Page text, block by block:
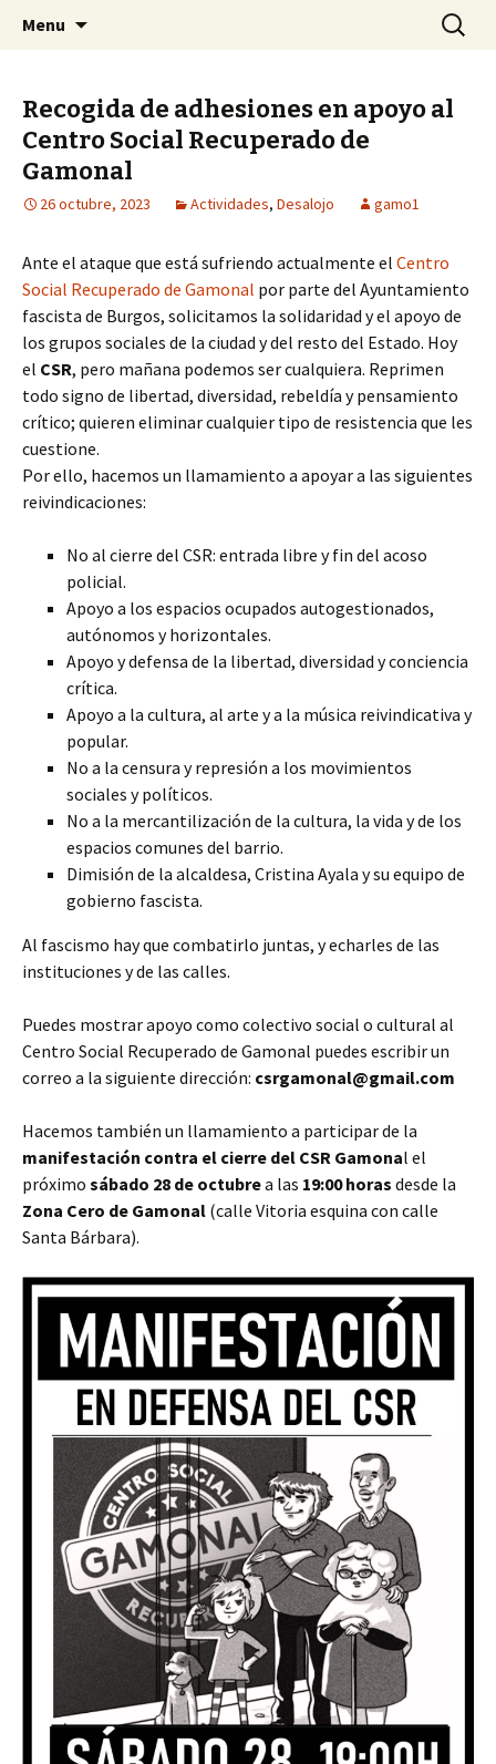
CSR Gamonal
Centro Social Recuperado Gamonal
Menu Buscar:
Recogida de adhesiones en apoyo al
Centro Social Recuperado de
Gamonal
26 octubre, 2023 Actividades, Desalojo gamo1
Ante el ataque que está sufriendo actualmente el Centro
Social Recuperado de Gamonal por parte del Ayuntamiento
fascista de Burgos, solicitamos la solidaridad y el apoyo de
los grupos sociales de la ciudad y del resto del Estado. Hoy
el CSR, pero mañana podemos ser cualquiera. Reprimen
todo signo de libertad, diversidad, rebeldía y pensamiento
crítico; quieren eliminar cualquier tipo de resistencia que les
cuestione.
Por ello, hacemos un llamamiento a apoyar a las siguientes
reivindicaciones:
No al cierre del CSR: entrada libre y fin del acoso
policial.
Apoyo a los espacios ocupados autogestionados,
autónomos y horizontales.
Apoyo y defensa de la libertad, diversidad y conciencia
crítica.
Apoyo a la cultura, al arte y a la música reivindicativa y
popular.
No a la censura y represión a los movimientos
sociales y políticos.
No a la mercantilización de la cultura, la vida y de los
espacios comunes del barrio.
Dimisión de la alcaldesa, Cristina Ayala y su equipo de
gobierno fascista.
Al fascismo hay que combatirlo juntas, y echarles de las
instituciones y de las calles.
Puedes mostrar apoyo como colectivo social o cultural al
Centro Social Recuperado de Gamonal puedes escribir un
correo a la siguiente dirección: csrgamonal@gmail.com
Hacemos también un llamamiento a participar de la
manifestación contra el cierre del CSR Gamonal el
próximo sábado 28 de octubrea las 19:00 horas desde la
Zona Cero de Gamonal (calle Vitoria esquina con calle
Santa Bárbara).